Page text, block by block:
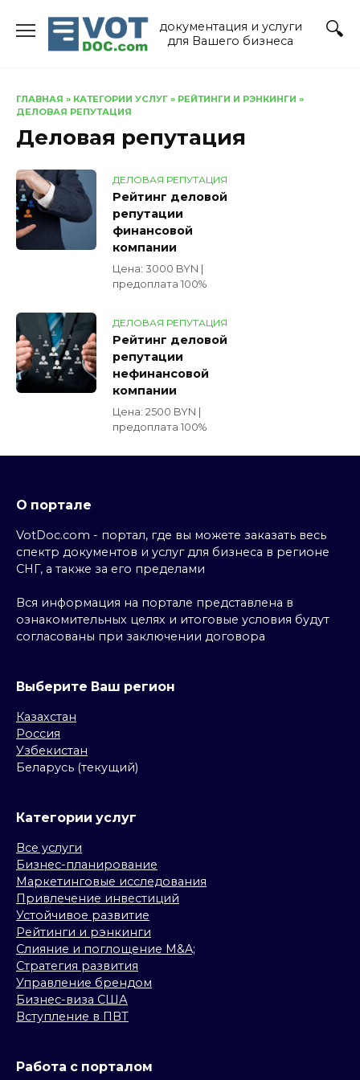
содержанию
документация и услуги
для Вашего бизнеса
ГЛАВНАЯ » КАТЕГОРИИ УСЛУГ » РЕЙТИНГИ И РЭНКИНГИ »
ДЕЛОВАЯ РЕПУТАЦИЯ
Деловая репутация
ДЕЛОВАЯ РЕПУТАЦИЯ
Рейтинг деловой
репутации
финансовой
компании
Цена: 3000 BYN |
предоплата 100%
ДЕЛОВАЯ РЕПУТАЦИЯ
Рейтинг деловой
репутации
нефинансовой
компании
Цена: 2500 BYN |
предоплата 100%
О портале
VotDoc.com - портал, где вы можете заказать весь
спектр документов и услуг для бизнеса в регионе
СНГ, а также за его пределами
Вся информация на портале представлена в
ознакомительных целях и итоговые условия будут
согласованы при заключении договора
Выберите Ваш регион
Казахстан
Россия
Узбекистан
Беларусь (текущий)
Категории услуг
Все услуги
Бизнес-планирование
Маркетинговые исследования
Привлечение инвестиций
Устойчивое развитие
Рейтинги и рэнкинги
Слияние и поглощение M&A;
Стратегия развития
Управление брендом
Бизнес-виза США
Вступление в ПВТ
Работа с порталом